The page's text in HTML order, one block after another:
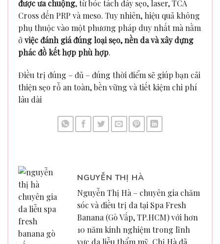
được ưa chuộng, từ bóc tách đáy sẹo, laser, TCA
Cross đến PRP và meso. Tuy nhiên, hiệu quả không
phụ thuộc vào một phương pháp duy nhất mà nằm
ởviệc đánh giá đúng loại sẹo, nền da và xây dựng
phác đồ kết hợp phù hợp.
Điều trị đúng – đủ – đúng thời điểm sẽ giúp bạn cải
thiện sẹo rỗ an toàn, bền vững và tiết kiệm chi phí
lâu dài
NGUYỄN THỊ HÀ
Nguyễn Thị Hà – chuyên gia chăm
sóc và điều trị da tại Spa Fresh
Banana (Gò Vấp, TP.HCM) với hơn
10 năm kinh nghiệm trong lĩnh
vực da liễu thẩm mỹ. Chị Hà đã